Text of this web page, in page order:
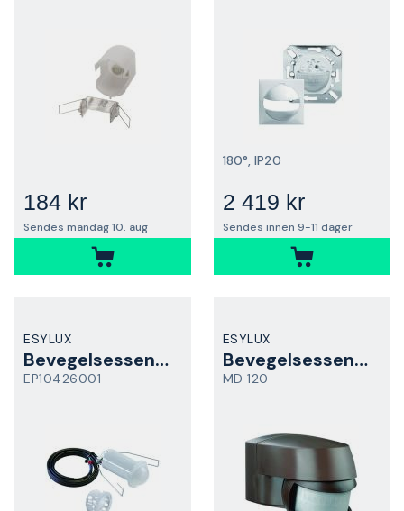
184 kr
Sendes mandag 10. aug
180°, IP20
2 419 kr
Sendes innen 9-11 dager
ESYLUX
Bevegelsessensor
EP10426001
ESYLUX
Bevegelsessensor
MD 120